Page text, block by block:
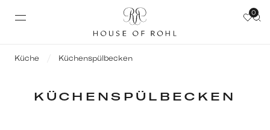
0
Küche Küchenspülbecken
KÜCHENSPÜLBECKEN